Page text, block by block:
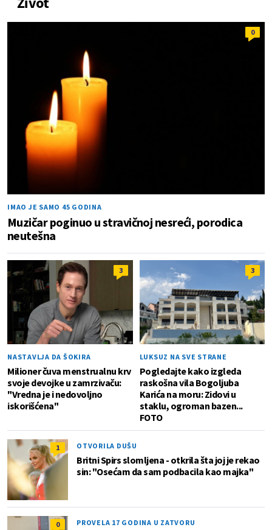
0
IMAO JE SAMO 45 GODINA
Muzičar poginuo u stravičnoj nesreći, porodica
neutešna
3
NASTAVLJA DA ŠOKIRA
Milioner čuva menstrualnu krv
svoje devojke u zamrzivaču:
"Vredna je i nedovoljno
iskorišćena"
3
LUKSUZ NA SVE STRANE
Pogledajte kako izgleda
raskošna vila Bogoljuba
Karića na moru: Zidovi u
staklu, ogroman bazen...
FOTO
1 OTVORILA DUŠU
Britni Spirs slomljena - otkrila šta joj je rekao
sin: "Osećam da sam podbacila kao majka"
0 PROVELA 17 GODINA U ZATVORU